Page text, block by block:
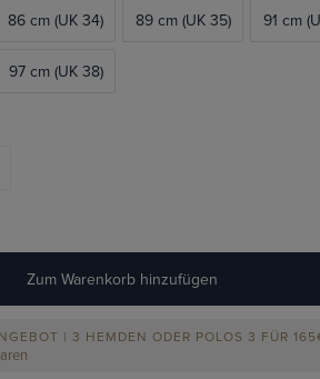
86 cm (UK 34) 89 cm (UK 35) 91 cm
97 cm (UK 38)
Zum Warenkorb hinzufügen
| 3 HEMDEN ODER POLOS 3 FÜR